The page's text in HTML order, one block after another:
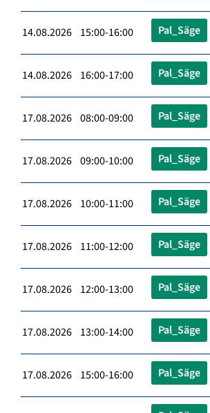
14.08.2026 15:00-16:00 Pal_Säge
14.08.2026 16:00-17:00 Pal_Säge
17.08.2026 08:00-09:00 Pal_Säge
17.08.2026 09:00-10:00 Pal_Säge
17.08.2026 10:00-11:00 Pal_Säge
17.08.2026 11:00-12:00 Pal_Säge
17.08.2026 12:00-13:00 Pal_Säge
17.08.2026 13:00-14:00 Pal_Säge
17.08.2026 15:00-16:00 Pal_Säge